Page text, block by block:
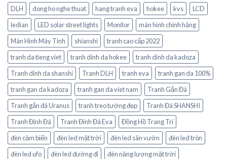
DLH dong ho nghe thuat hang tranh eva hokee kvs
LCD
ledian
LED solar street lights Monitor
màn hình chính hãng
Màn Hình Máy Tính
shianshi
tranh cao cấp 2022
tranh da tieng viet
tranh dinh da hokee
tranh dinh da kadoza
Tranh dinh da shanshi
Tranh DLH tranh eva
tranh gan da 100%
tranh gan da kadoza
tranh gan da viet nam
Tranh Gắn Đá
Tranh gắn đá Uranus
tranh treo tường đẹp
Tranh Đá SHANSHI
Tranh Đính Đá
Tranh Đính Đá Eva
Đồng Hồ Trang Trí
đèn cảm biến
đèn led mặt trời đèn led sân vườn
đèn led tròn
đèn led ufo
đèn led đường đi
đèn năng lượng mặt trời